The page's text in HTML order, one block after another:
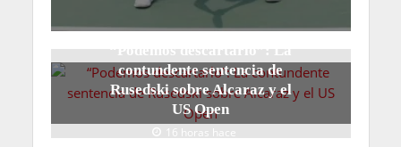
“Podemos descartarlo”: La
contundente sentencia de
Rusedski sobre Alcaraz y el
US Open
16 horas hace